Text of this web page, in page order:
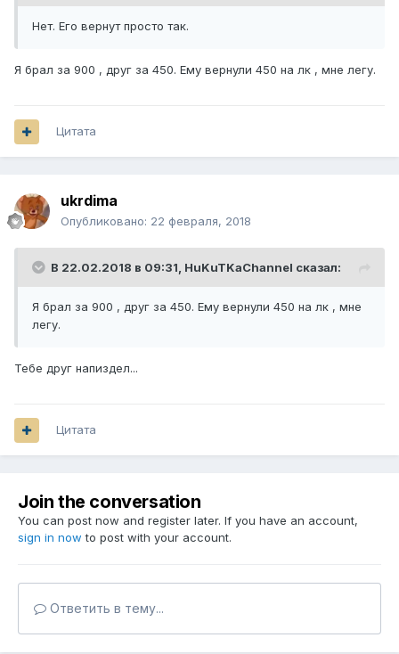
Нет. Его вернут просто так.
Я брал за 900 , друг за 450. Ему вернули 450 на лк , мне легу.
Цитата
ukrdima
Опубликовано: 22 февраля, 2018
В 22.02.2018 в 09:31, HuKuTKaChannel сказал:
Я брал за 900 , друг за 450. Ему вернули 450 на лк , мне
легу.
Тебе друг напиздел...
Цитата
Join the conversation
You can post now and register later. If you have an account,
sign in now to post with your account.
Ответить в тему...